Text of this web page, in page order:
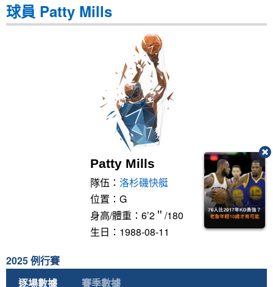
球員 Patty Mills
Patty Mills
隊伍： 洛杉磯快艇
位置：G
身高/體重：6’2＂/180
生日：1988-08-11
2025 例行賽
逐場數據
賽季數據